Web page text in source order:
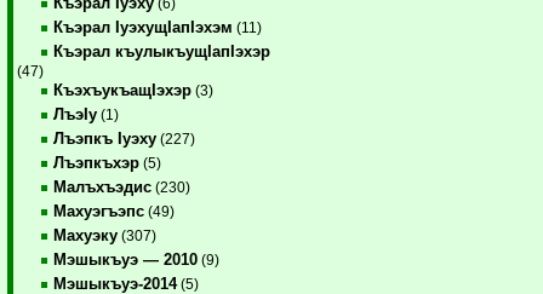
(6)
Къэрал IуэхущIапIэхэм (11)
Къэрал къулыкъущIапIэхэр
(47)
КъэхъукъащIэхэр (3)
ЛъэIу (1)
Лъэпкъ Iуэху (227)
Лъэпкъхэр (5)
Малъхъэдис (230)
Махуэгъэпс (49)
Махуэку (307)
Мэшыкъуэ — 2010 (9)
Мэшыкъуэ-2014(5)